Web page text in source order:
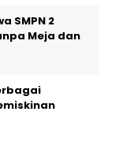
SMPN 2
Meja dan